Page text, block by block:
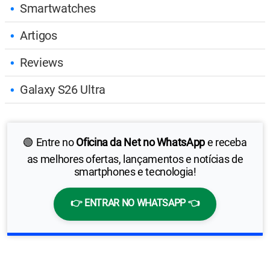
Smartwatches
Artigos
Reviews
Galaxy S26 Ultra
🟢 Entre noOficina da Net no WhatsAppe receba
as melhores ofertas, lançamentos e notícias de
smartphones e tecnologia!
👉 ENTRAR NO WHATSAPP 👈